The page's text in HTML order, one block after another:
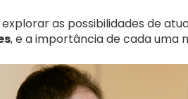
as possibilidades de
, e a importância de cada uma